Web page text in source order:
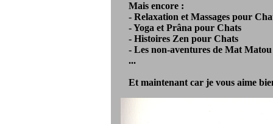
Mais encore :
- Relaxation et Massages pour
- Yoga et Prâna pour Chats
- Histoires Zen pour Chats
- Les non-aventures de Mat Matou
...
Et maintenant car je vous aime